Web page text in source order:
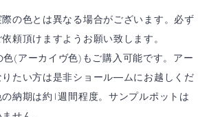
の色とは異なる場合がございます。必ず
頼頂けますようお願い致します。
色(アーカイヴ色)もご購入可能です。アー
りたい方は是非ショール―ムにお越しくだ
納期は約1週間程度。サンプルポットは